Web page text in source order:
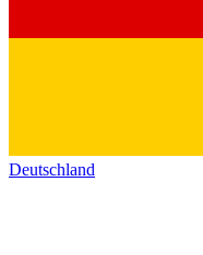
Deutschland